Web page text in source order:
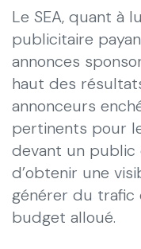
Le SEA, quant à
publicitaire
annonces
haut des
annonceurs
pertinents pour
devant un public
d’obtenir une
générer du trafic
budget alloué.